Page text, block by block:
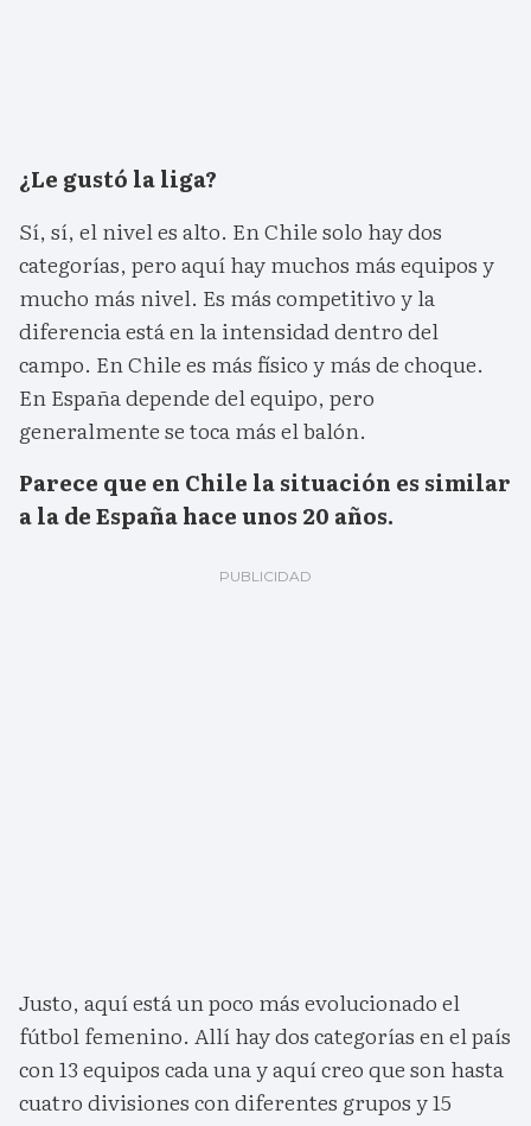
¿Le gustó la liga?
Sí, sí, el nivel es alto. En Chile solo hay dos
categorías, pero aquí hay muchos más equipos y
mucho más nivel. Es más competitivo y la
diferencia está en la intensidad dentro del
campo. En Chile es más físico y más de choque.
En España depende del equipo, pero
generalmente se toca más el balón.
Parece que en Chile la situación es similar
a la de España hace unos 20 años.
Justo, aquí está un poco más evolucionado el
fútbol femenino. Allí hay dos categorías en el país
con 13 equipos cada una y aquí creo que son hasta
cuatro divisiones con diferentes grupos y 15